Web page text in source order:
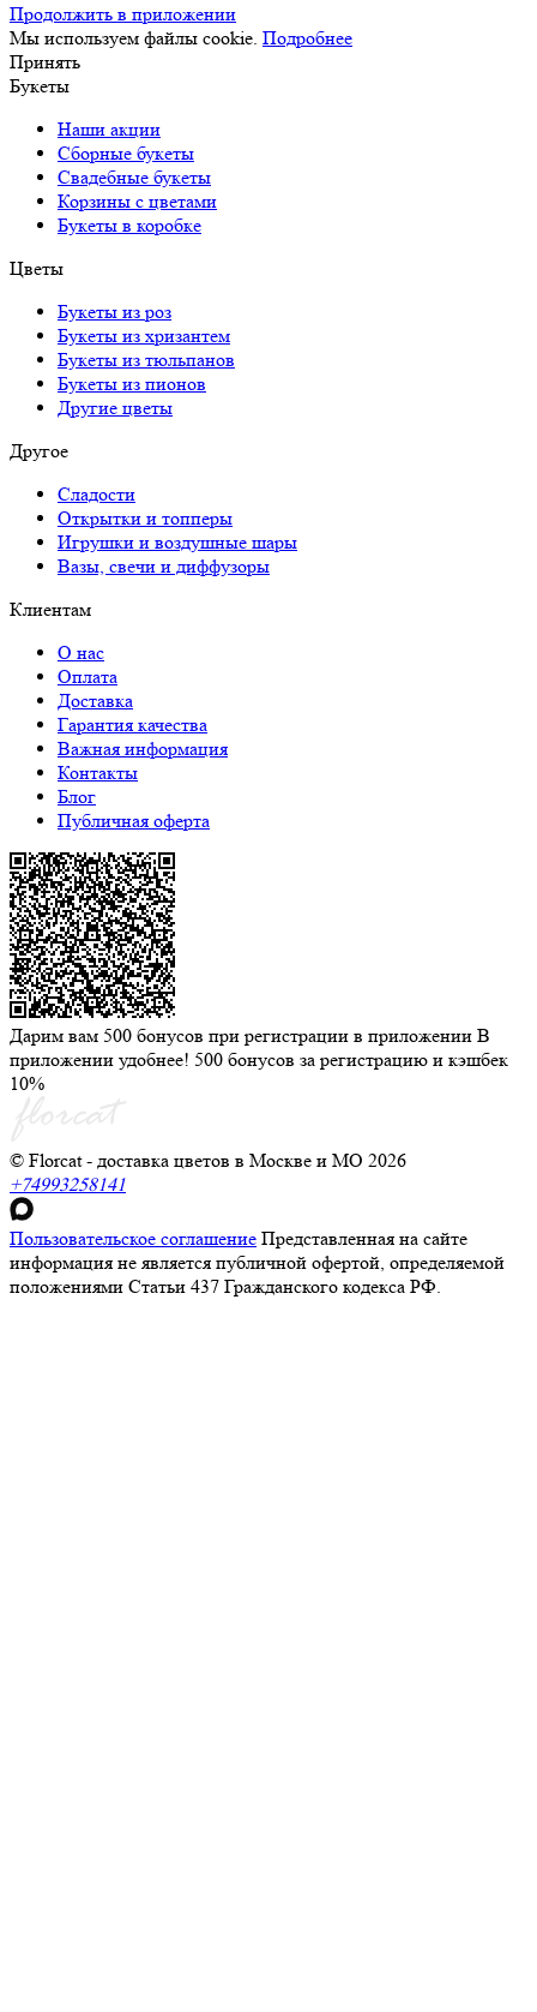
Продолжить в приложении
Мы используем файлы cookie. Подробнее
Принять
Букеты
Наши акции
Сборные букеты
Свадебные букеты
Корзины с цветами
Букеты в коробке
Цветы
Букеты из роз
Букеты из хризантем
Букеты из тюльпанов
Букеты из пионов
Другие цветы
Другое
Сладости
Открытки и топперы
Игрушки и воздушные шары
Вазы, свечи и диффузоры
Клиентам
О нас
Оплата
Доставка
Гарантия качества
Важная информация
Контакты
Блог
Публичная оферта
Дарим вам 500 бонусов при регистрации в приложении В
приложении удобнее! 500 бонусов за регистрацию и кэшбек
10%
© Florcat - доставка цветов в Москве и МО 2026
+74993258141
Пользовательское соглашение Представленная на сайте
информация не является публичной офертой, определяемой
положениями Статьи 437 Гражданского кодекса РФ.